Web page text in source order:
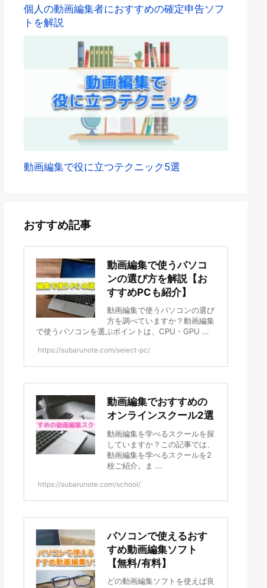
個人の動画編集者におすすめの確定申告ソフ
トを解説
動画編集で役に立つテクニック5選
おすすめ記事
動画編集で使うパソコ
ンの選び方を解説【お
すすめPCも紹介】
動画編集で使うパソコンの選び
方を調べていますか？動画編集
で使うパソコンを選ぶポイントは、CPU・GPU ...
https://subarunote.com/select-pc/
動画編集でおすすめの
オンラインスクール2選
動画編集を学べるスクールを探
していますか？この記事では、
動画編集を学べるスクールを2
校ご紹介。ま ...
https://subarunote.com/school/
パソコンで使えるおす
すめ動画編集ソフト
【無料/有料】
どの動画編集ソフトを使えば良